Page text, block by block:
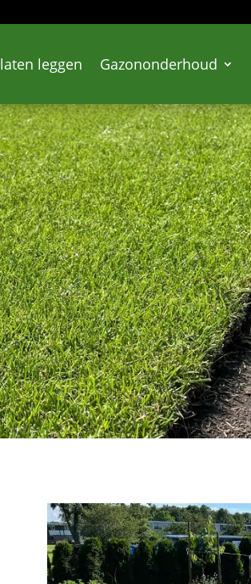
leggen Gazononderhoud